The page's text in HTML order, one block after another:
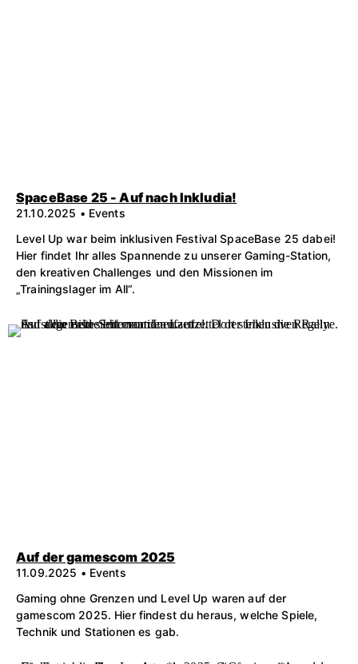
SpaceBase 25 - Auf nach Inkludia!
21.10.2025 • Events
Level Up war beim inklusiven Festival SpaceBase 25 dabei!
Hier findet Ihr alles Spannende zu unserer Gaming-Station,
den kreativen Challenges und den Missionen im
„Trainingslager im All“.
Auf der gamescom 2025
11.09.2025 • Events
Gaming ohne Grenzen und Level Up waren auf der
gamescom 2025. Hier findest du heraus, welche Spiele,
Technik und Stationen es gab.